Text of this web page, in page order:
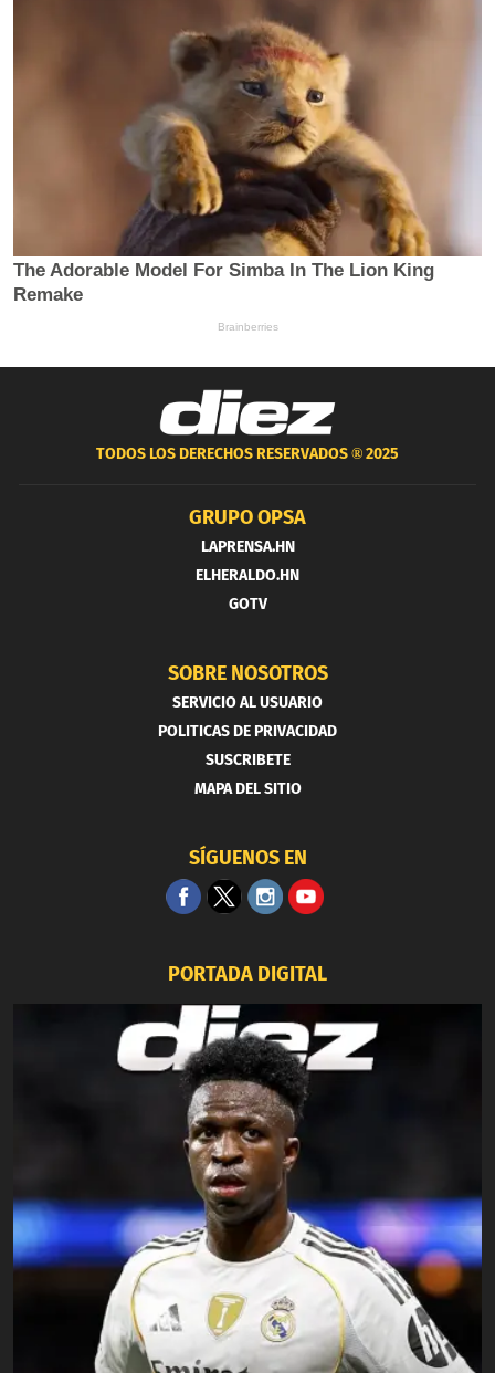
TODOS LOS DERECHOS RESERVADOS ®2025
GRUPO OPSA
LAPRENSA.HN
ELHERALDO.HN
GOTV
SOBRE NOSOTROS
SERVICIO AL USUARIO
POLITICAS DE PRIVACIDAD
SUSCRIBETE
MAPA DEL SITIO
SÍGUENOS EN
PORTADA DIGITAL